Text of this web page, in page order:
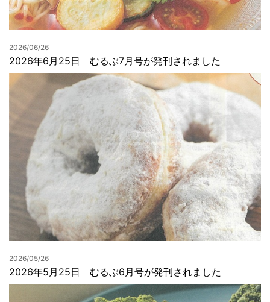
2026/06/26
2026年6月25日 むるぶ7月号が発刊されました
2026/05/26
2026年5月25日 むるぶ6月号が発刊されました